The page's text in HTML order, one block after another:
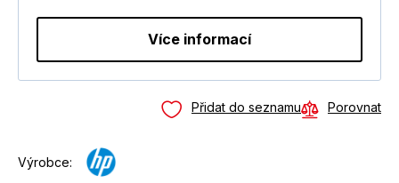
Více informací
Přidat do seznamu Porovnat
Výrobce: